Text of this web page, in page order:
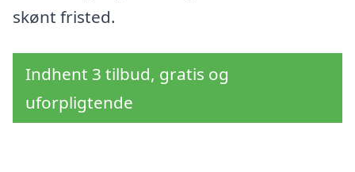
skønt fristed.
Indhent 3 tilbud, gratis og
uforpligtende